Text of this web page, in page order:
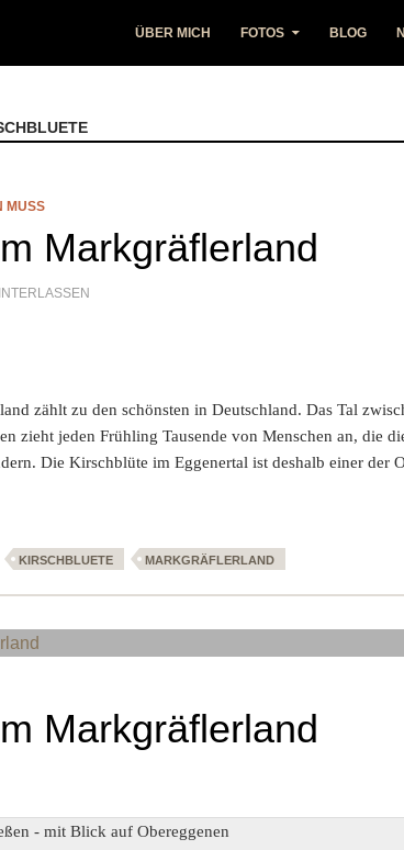
ÜBER MICH FOTOS BLOG
MUSS
Markgräflerland
zählt zu den schönsten in Deutschland. Das Tal
zieht jeden Frühling Tausende von Menschen an, die
Die Kirschblüte im Eggenertal ist deshalb einer der
KIRSCHBLUETE MARKGRÄFLERLAND
Markgräflerland